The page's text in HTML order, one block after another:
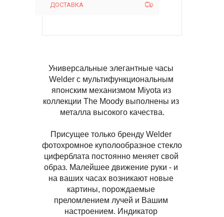
ДОСТАВКА
Описание
Универсальные элегантные часы
Welder с мультифункциональным
японским механизмом Miyota из
коллекции The Moody выполнены из
металла высокого качества.
Присущее только бренду Welder
фотохромное куполообразное стекло
циферблата постоянно меняет свой
образ. Малейшее движение руки - и
на ваших часах возникают новые
картины, порождаемые
преломлением лучей и Вашим
настроением. Индикатор